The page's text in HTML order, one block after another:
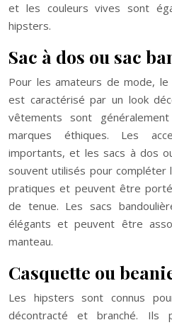
et les couleurs vives sont
hipsters.
Sac à dos ou sac
Pour les amateurs de mode,
est caractérisé par un look
vêtements sont
marques éthiques. Les
importants, et les sacs à dos
souvent utilisés pour compléter
pratiques et peuvent être
de tenue. Les sacs
élégants et peuvent être
manteau.
Casquette ou
Les hipsters sont connus
décontracté et branché. Ils